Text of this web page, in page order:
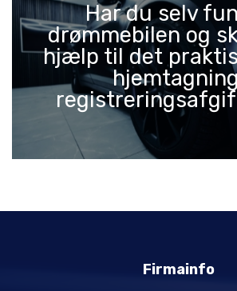
Har du selv
drømmebilen og
hjælp til det
Firmainfo